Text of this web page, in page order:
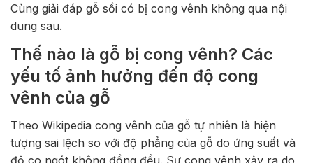
Cùng giải đáp gỗ sồi có bị cong vênh không qua nội
dung sau.
Thế nào là gỗ bị cong vênh? Các
yếu tố ảnh hưởng đến độ cong
vênh của gỗ
Theo Wikipedia cong vênh của gỗ tự nhiên là hiện
tượng sai lệch so với độ phẳng của gỗ do ứng suất và